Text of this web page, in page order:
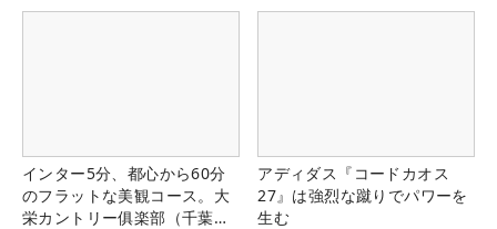
インター5分、都心から60分
のフラットな美観コース。大
栄カントリー俱楽部（千葉
アディダス『コードカオス
27』は強烈な蹴りでパワーを
生む